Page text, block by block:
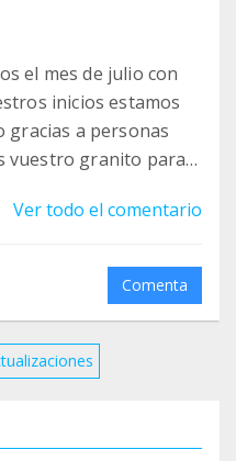
el mes de julio con
inicios estamos
gracias a personas
vuestro granito para
adelante.
mientras se pueda,
Ver todo el comentario
Comenta